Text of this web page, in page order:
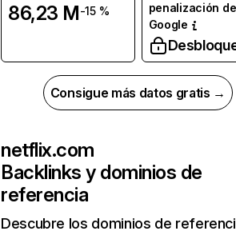
86,23 M-15 %
penalización de
Google
Consigue más datos gratis →
netflix.com
Backlinks y dominios de
referencia
Descubre los dominios de